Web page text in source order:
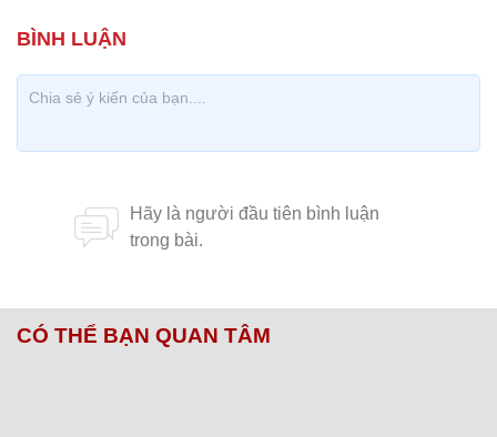
CÓ THỂ BẠN QUAN TÂM